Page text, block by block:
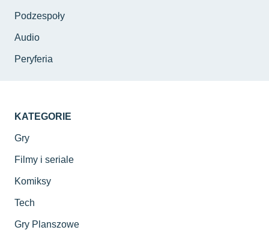
Podzespoły
Audio
Peryferia
KATEGORIE
Gry
Filmy i seriale
Komiksy
Tech
Gry Planszowe